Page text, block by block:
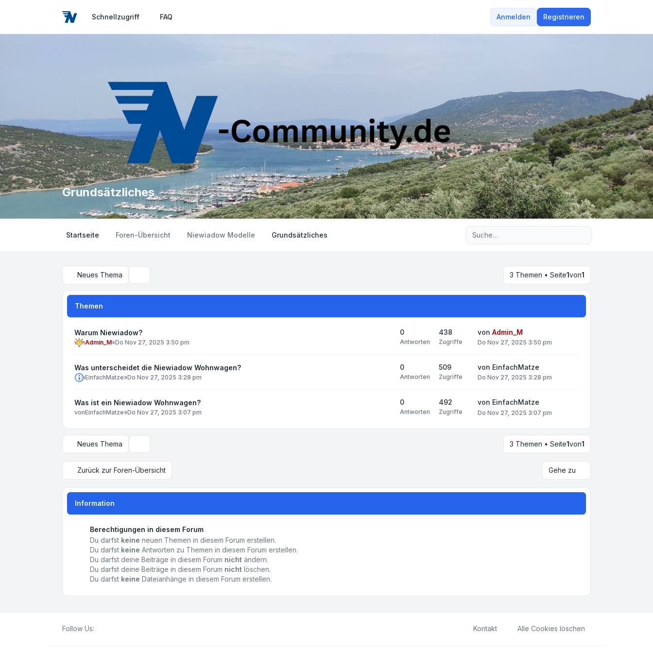
Schnellzugriff FAQ Anmelden Registrieren
Grundsätzliches
Startseite Foren-Übersicht Niewiadow Modelle Grundsätzliches
Neues Thema 3 Themen • Seite1von1
Themen
Warum Niewiadow?
vonAdmin_M»Do Nov 27, 2025 3:50 pm
0
Antworten
438
Zugriffe
von Admin_M
Do Nov 27, 2025 3:50 pm
Was unterscheidet die Niewiadow Wohnwagen?
vonEinfachMatze»Do Nov 27, 2025 3:28 pm
0
Antworten
509
Zugriffe
von EinfachMatze
Do Nov 27, 2025 3:28 pm
Was ist ein Niewiadow Wohnwagen?
vonEinfachMatze»Do Nov 27, 2025 3:07 pm
0
Antworten
492
Zugriffe
von EinfachMatze
Do Nov 27, 2025 3:07 pm
Neues Thema 3 Themen • Seite1von1
Zurück zur Foren-Übersicht Gehe zu
Information
Berechtigungen in diesem Forum
Du darfst keine neuen Themen in diesem Forum erstellen.
Du darfst keine Antworten zu Themen in diesem Forum erstellen.
Du darfst deine Beiträge in diesem Forum nicht ändern.
Du darfst deine Beiträge in diesem Forum nicht löschen.
Du darfst keine Dateianhänge in diesem Forum erstellen.
Follow Us: Kontakt Alle Cookies löschen